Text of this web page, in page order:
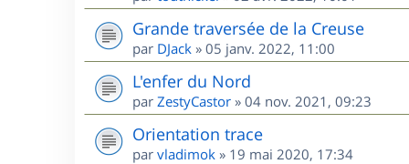
Grande traversée de la Creuse
par DJack » 05 janv. 2022, 11:00
L'enfer du Nord
par ZestyCastor » 04 nov. 2021, 09:23
Orientation trace
par vladimok » 19 mai 2020, 17:34